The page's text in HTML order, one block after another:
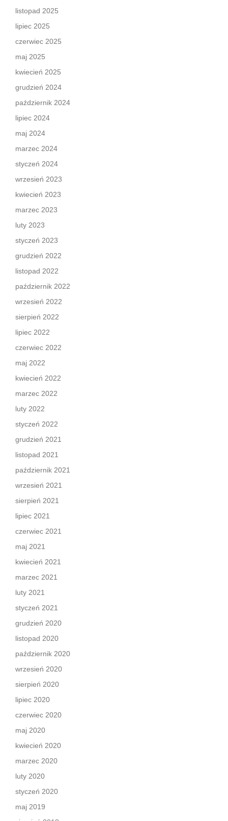
listopad 2025
lipiec 2025
czerwiec 2025
maj 2025
kwiecień 2025
grudzień 2024
październik 2024
lipiec 2024
maj 2024
marzec 2024
styczeń 2024
wrzesień 2023
kwiecień 2023
marzec 2023
luty 2023
styczeń 2023
grudzień 2022
listopad 2022
październik 2022
wrzesień 2022
sierpień 2022
lipiec 2022
czerwiec 2022
maj 2022
kwiecień 2022
marzec 2022
luty 2022
styczeń 2022
grudzień 2021
listopad 2021
październik 2021
wrzesień 2021
sierpień 2021
lipiec 2021
czerwiec 2021
maj 2021
kwiecień 2021
marzec 2021
luty 2021
styczeń 2021
grudzień 2020
listopad 2020
październik 2020
wrzesień 2020
sierpień 2020
lipiec 2020
czerwiec 2020
maj 2020
kwiecień 2020
marzec 2020
luty 2020
styczeń 2020
maj 2019